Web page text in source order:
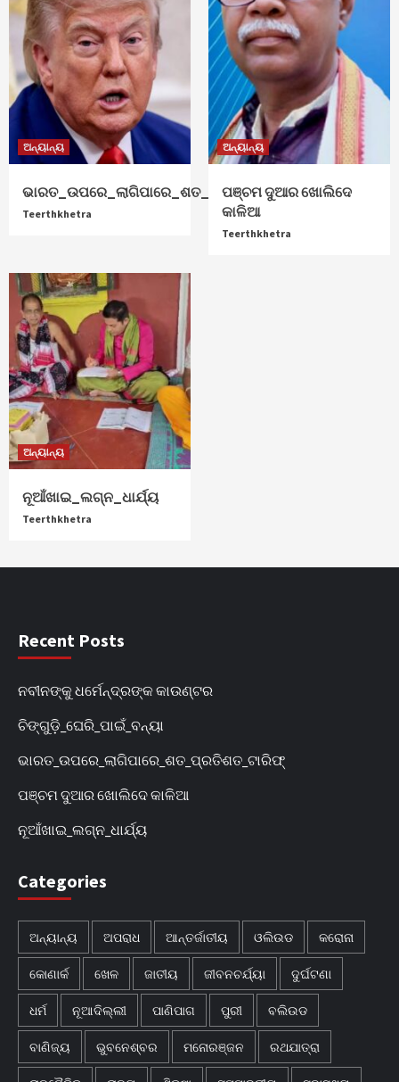
ଅନ୍ୟାନ୍ୟ
ଭାରତ_ଉପରେ_ଲାଗିପାରେ_ଶତ_ପ୍ରତିଶତ_ଟାରିଫ୍
Teerthkhetra
ଅନ୍ୟାନ୍ୟ
ପଞ୍ଚମ ଦୁଆର ଖୋଲିଦେ
କାଳିଆ
Teerthkhetra
ଅନ୍ୟାନ୍ୟ
ନୂଆଁଖାଇ_ଲଗ୍ନ_ଧାର୍ଯ୍ୟ
Teerthkhetra
Recent Posts
ନବୀନଙ୍କୁ ଧର୍ମେନ୍ଦ୍ରଙ୍କ କାଉଣ୍ଟର
ଚିଙ୍ଗୁଡ଼ି_ଘେରି_ପାଇଁ_ବନ୍ୟା
ଭାରତ_ଉପରେ_ଲାଗିପାରେ_ଶତ_ପ୍ରତିଶତ_ଟାରିଫ୍
ପଞ୍ଚମ ଦୁଆର ଖୋଲିଦେ କାଳିଆ
ନୂଆଁଖାଇ_ଲଗ୍ନ_ଧାର୍ଯ୍ୟ
Categories
ଅନ୍ୟାନ୍ୟ ଅପରାଧ ଆନ୍ତର୍ଜାତୀୟ ଓଲିଉଡ କରୋନା
କୋଣାର୍କ ଖେଳ ଜାତୀୟ ଜୀବନଚର୍ଯ୍ୟା ଦୁର୍ଘଟଣା
ଧର୍ମ ନୂଆଦିଲ୍ଲୀ ପାଣିପାଗ ପୁରୀ ବଲିଉଡ
ବାଣିଜ୍ୟ ଭୁବନେଶ୍ବର ମନୋରଞ୍ଜନ ରଥଯାତ୍ରା